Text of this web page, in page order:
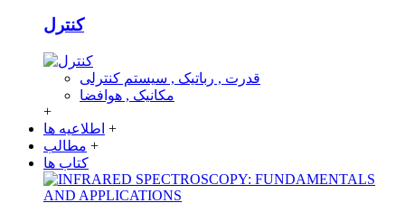
کنترل
قدرت , رباتیک , سیستم کنترلی
مکانیک , هوافضا
+
اطلاعیه ها +
مطالب +
کتاب ها